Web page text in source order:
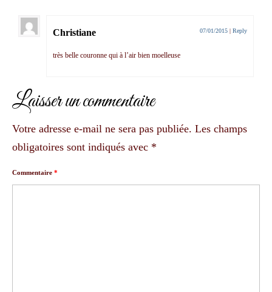
Christiane 07/01/2015 | Reply
très belle couronne qui à l’air bien moelleuse
Laisser un commentaire
Votre adresse e-mail ne sera pas publiée. Les champs
obligatoires sont indiqués avec *
Commentaire *